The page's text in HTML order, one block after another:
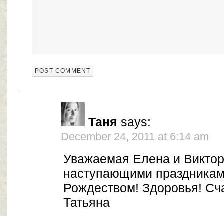
Таня says:
December 24, 2011 at 6:14 am
Уважаемая Елена и
наступающими
Рождеством! Здоровья!
Татьяна